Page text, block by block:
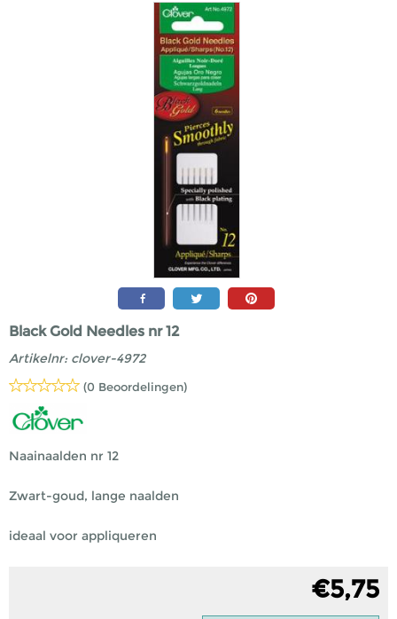
Black Gold Needles nr 12
Artikelnr: clover-4972
(0 Beoordelingen)
Naainaalden nr 12
Zwart-goud, lange naalden
ideaal voor appliqueren
€5,75